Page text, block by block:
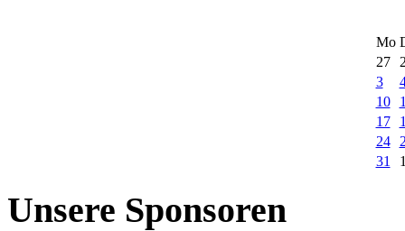
Mo
27
3
10
17
24
31
Unsere Sponsoren